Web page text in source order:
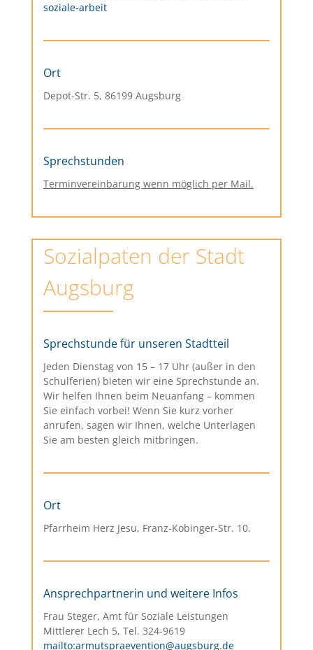
soziale-arbeit
Ort
Depot-Str. 5, 86199 Augsburg
Sprechstunden
Terminvereinbarung wenn möglich per Mail.
Sozialpaten der Stadt
Augsburg
Sprechstunde für unseren Stadtteil
Jeden Dienstag von 15 – 17 Uhr (außer in den
Schulferien) bieten wir eine Sprechstunde an.
Wir helfen Ihnen beim Neuanfang – kommen
Sie einfach vorbei! Wenn Sie kurz vorher
anrufen, sagen wir Ihnen, welche Unterlagen
Sie am besten gleich mitbringen.
Ort
Pfarrheim Herz Jesu, Franz-Kobinger-Str. 10.
Ansprechpartnerin und weitere Infos
Frau Steger, Amt für Soziale Leistungen
Mittlerer Lech 5, Tel. 324-9619
mailto:armutspraevention@augsburg.de